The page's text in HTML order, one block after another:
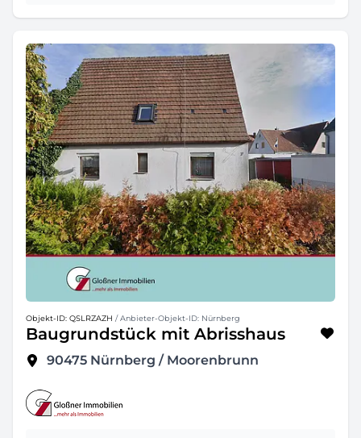
Objekt-ID: QSLRZAZH / Anbieter-Objekt-ID: Nürnberg
Baugrundstück mit Abrisshaus
90475 Nürnberg / Moorenbrunn